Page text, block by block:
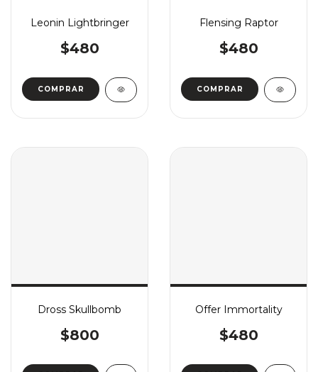
Leonin Lightbringer
$480
COMPRAR
Flensing Raptor
$480
COMPRAR
Dross Skullbomb
$800
Offer Immortality
$480